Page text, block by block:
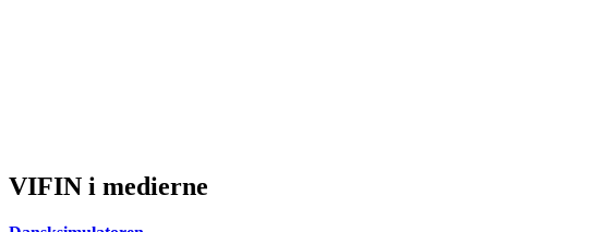
VIFIN i medierne